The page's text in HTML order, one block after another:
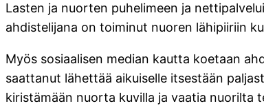
Lasten ja nuorten puhelimeen ja
ahdistelijana on toiminut nuoren lähipiiriin
Myös sosiaalisen median kautta koetaan
saattanut lähettää aikuiselle itsestään
kiristämään nuorta kuvilla ja vaatia nuorilta